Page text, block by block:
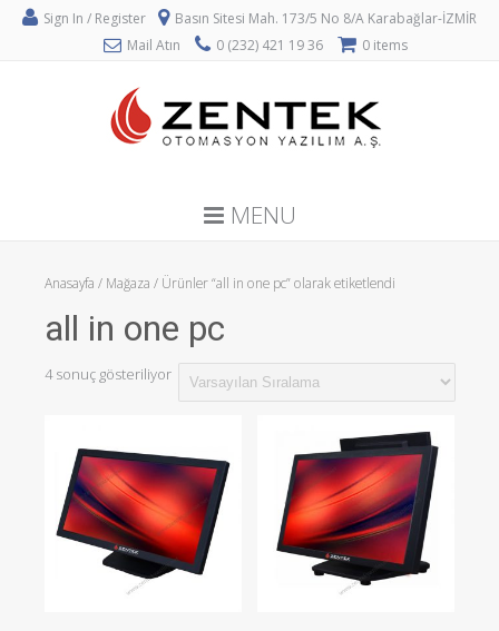
Sign In / Register
Basın Sitesi Mah. 173/5 No 8/A Karabağlar-İZMİR
Mail Atın
0 (232) 421 19 36 0 items
MENU
Anasayfa / Mağaza / Ürünler “all in one pc” olarak etiketlendi
all in one pc
4 sonuç gösteriliyor